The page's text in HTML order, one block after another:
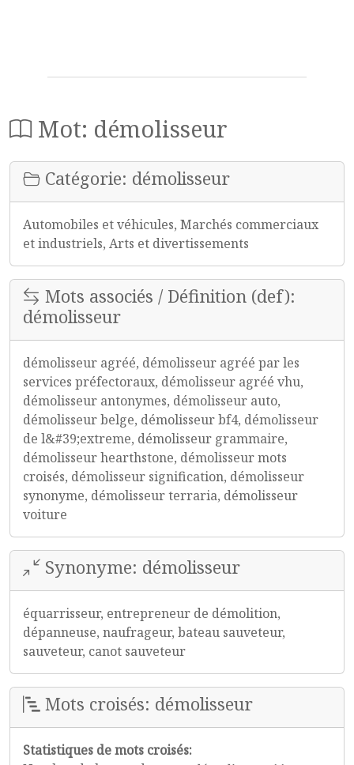
Mot: démolisseur
Catégorie: démolisseur
Automobiles et véhicules, Marchés commerciaux
et industriels, Arts et divertissements
Mots associés / Définition (def):
démolisseur
démolisseur agréé, démolisseur agréé par les
services préfectoraux, démolisseur agréé vhu,
démolisseur antonymes, démolisseur auto,
démolisseur belge, démolisseur bf4, démolisseur
de l&#39;extreme, démolisseur grammaire,
démolisseur hearthstone, démolisseur mots
croisés, démolisseur signification, démolisseur
synonyme, démolisseur terraria, démolisseur
voiture
Synonyme: démolisseur
équarrisseur, entrepreneur de démolition,
dépanneuse, naufrageur, bateau sauveteur,
sauveteur, canot sauveteur
Mots croisés: démolisseur
Statistiques de mots croisés: